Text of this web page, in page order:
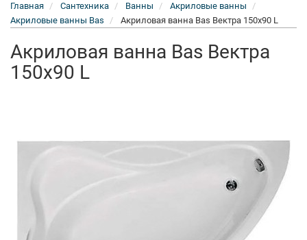
Главная Сантехника Ванны
Акриловые ванны
Акриловые ванны Bas
Акриловая ванна Bas Вектра 150x90 L
Акриловая ванна Bas Вектра
150x90 L